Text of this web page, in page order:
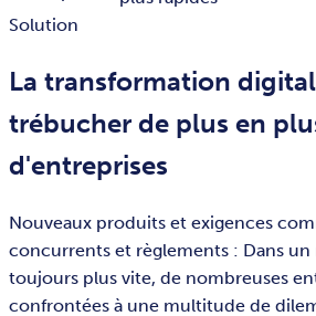
Solution
La transformation
trébucher de plus en
d'entreprises
Nouveaux produits et exigences
concurrents et règlements : Dans
toujours plus vite, de nombreuses
confrontées à une multitude de